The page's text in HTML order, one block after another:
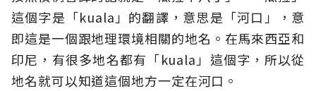
這個字是「kuala」的翻譯，意思是「河口」，意
即這是一個跟地理環境相關的地名。在馬來西亞和
印尼，有很多地名都有「kuala」這個字，所以從
地名就可以知道這個地方一定在河口。